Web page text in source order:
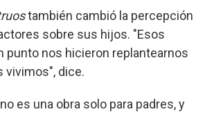
también cambió la percepción
sobre sus hijos. "Esos
punto nos hicieron replantearnos
vivimos", dice.
es una obra solo para padres, y